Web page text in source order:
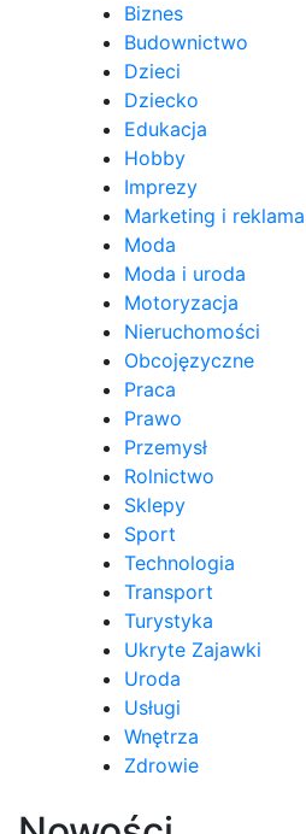
Biznes
Budownictwo
Dzieci
Dziecko
Edukacja
Hobby
Imprezy
Marketing i reklama
Moda
Moda i uroda
Motoryzacja
Nieruchomości
Obcojęzyczne
Praca
Prawo
Przemysł
Rolnictwo
Sklepy
Sport
Technologia
Transport
Turystyka
Ukryte Zajawki
Uroda
Usługi
Wnętrza
Zdrowie